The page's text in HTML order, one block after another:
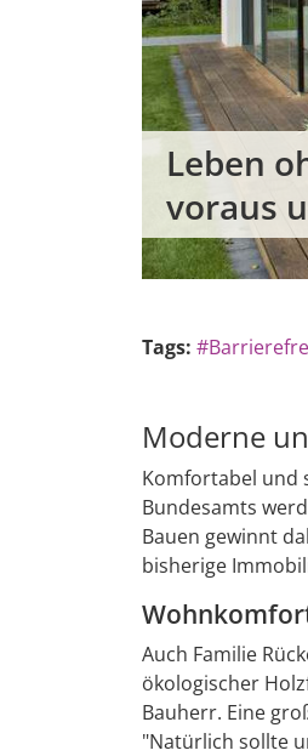
Leben
voraus
Tags:
Moderne
Komfortabel und
Bundesamts
Bauen gewinnt
bisherige
Auch Familie
ökologischer
Bauherr. Eine
"Natürlich sollte